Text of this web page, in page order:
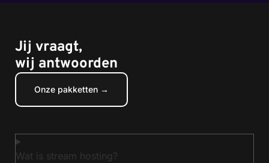
Jij vraagt,
wij antwoorden
Onze pakketten →
Wat is stream hosting?